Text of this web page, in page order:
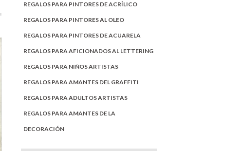
REGALOS PARA PINTORES DE ACRÍLICO
REGALOS PARA PINTORES AL OLEO
REGALOS PARA PINTORES DE ACUARELA
REGALOS PARA AFICIONADOS AL LETTERING
REGALOS PARA NIÑOS ARTISTAS
REGALOS PARA AMANTES DEL GRAFFITI
REGALOS PARA ADULTOS ARTISTAS
REGALOS PARA AMANTES DE LA
DECORACIÓN